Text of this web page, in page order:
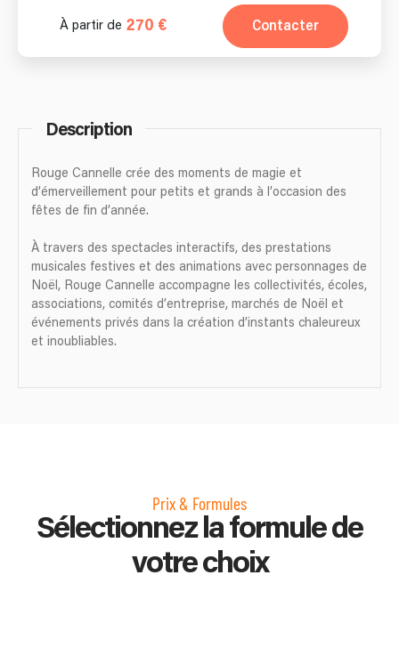
À partir de 270 € Contacter
Description
Rouge Cannelle crée des moments de magie et
d’émerveillement pour petits et grands à l’occasion des
fêtes de fin d’année.
À travers des spectacles interactifs, des prestations
musicales festives et des animations avec personnages de
Noël, Rouge Cannelle accompagne les collectivités, écoles,
associations, comités d’entreprise, marchés de Noël et
événements privés dans la création d’instants chaleureux
et inoubliables.
Prix & Formules
Sélectionnez la formule de
votre choix